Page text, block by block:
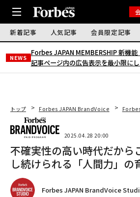
新着記事 人気記事 会員限定記事
NEWS
Forbes JAPAN MEMBERSHIP 新機能
記事ページ内の広告表示を最小限に
トップ Forbes JAPAN BrandVoice
2025.04.28 20:00
不確実性の高い時代だから
し続けられる「人間力」の
Forbes JAPAN BrandVoice